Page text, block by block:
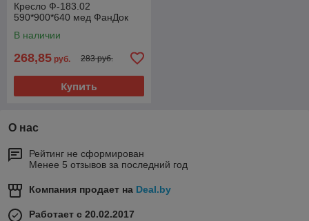
Кресло Ф-183.02
590*900*640 мед ФанДок
В наличии
268,85 руб. 283 руб.
Купить
О нас
Рейтинг не сформирован
Менее 5 отзывов за последний год
Компания продает на Deal.by
Работает с 20.02.2017